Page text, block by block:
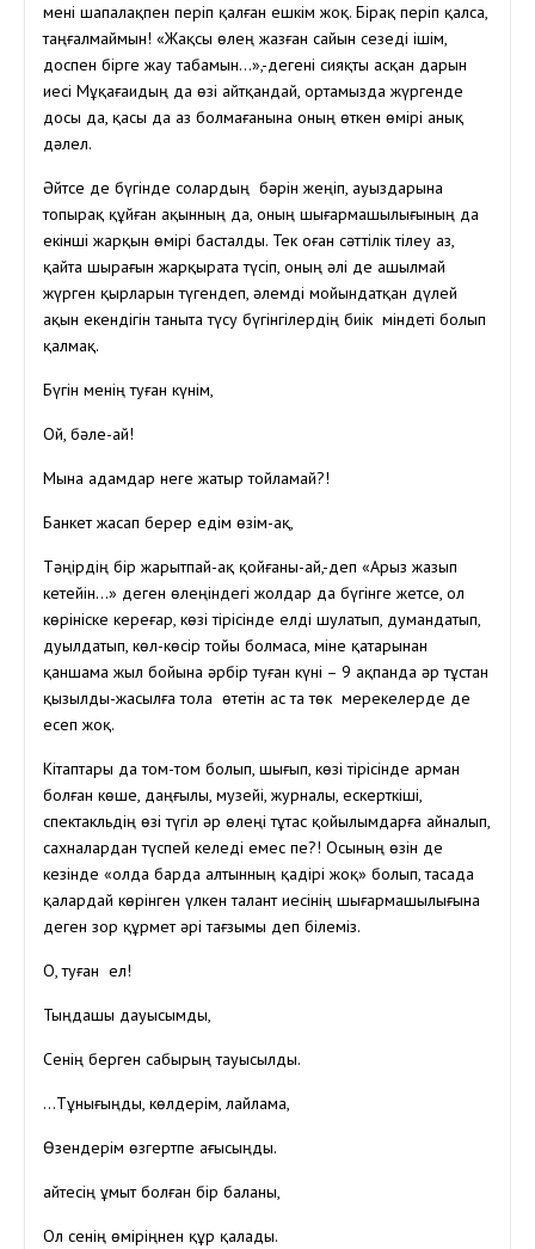
мені шапалақпен періп қалған ешкім жоқ. Бірақ періп қалса,
таңғалмаймын! «Жақсы өлең жазған сайын сезеді ішім,
доспен бірге жау табамын…»,-дегені сияқты асқан дарын
иесі Мұқағаидың да өзі айтқандай, ортамызда жүргенде
досы да, қасы да аз болмағанына оның өткен өмірі анық
дәлел.
Әйтсе де бүгінде солардың бәрін жеңіп, ауыздарына
топырақ құйған ақынның да, оның шығармашылығының да
екінші жарқын өмірі басталды. Тек оған сәттілік тілеу аз,
қайта шырағын жарқырата түсіп, оның әлі де ашылмай
жүрген қырларын түгендеп, әлемді мойындатқан дүлей
ақын екендігін таныта түсу бүгінгілердің биік міндеті болып
қалмақ.
Бүгін менің туған күнім,
Ой, бәле-ай!
Мына адамдар неге жатыр тойламай?!
Банкет жасап берер едім өзім-ақ,
Тәңірдің бір жарытпай-ақ қойғаны-ай,-деп «Арыз жазып
кетейін…» деген өлеңіндегі жолдар да бүгінге жетсе, ол
көрініске кереғар, көзі тірісінде елді шулатып, думандатып,
дуылдатып, көл-көсір тойы болмаса, міне қатарынан
қаншама жыл бойына әрбір туған күні – 9 ақпанда әр тұстан
қызылды-жасылға тола өтетін ас та төк мерекелерде де
есеп жоқ.
Кітаптары да том-том болып, шығып, көзі тірісінде арман
болған көше, даңғылы, музейі, журналы, ескерткіші,
спектакльдің өзі түгіл әр өлеңі тұтас қойылымдарға айналып,
сахналардан түспей келеді емес пе?! Осының өзін де
кезінде «Қолда барда алтынның қадірі жоқ» болып, тасада
қалардай көрінген үлкен талант иесінің шығармашылығына
деген зор құрмет әрі тағзымы деп білеміз.
О, туған ел!
Тыңдашы дауысымды,
Сенің берген сабырың тауысылды.
…Тұнығыңды, көлдерім, лайлама,
Өзендерім өзгертпе ағысыңды.
Қайтесің ұмыт болған бір баланы,
Ол сенің өміріңнен құр қалады.